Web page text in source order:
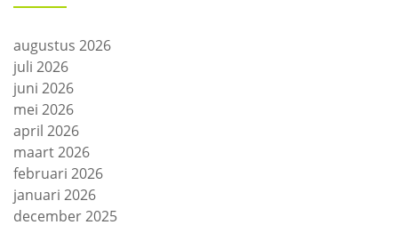
augustus 2026
juli 2026
juni 2026
mei 2026
april 2026
maart 2026
februari 2026
januari 2026
december 2025